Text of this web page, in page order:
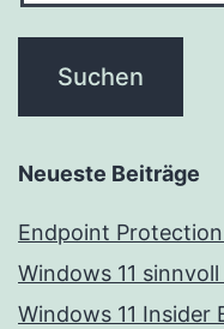
Neueste Beiträge
Endpoint
Windows 11
Windows 11 Insider